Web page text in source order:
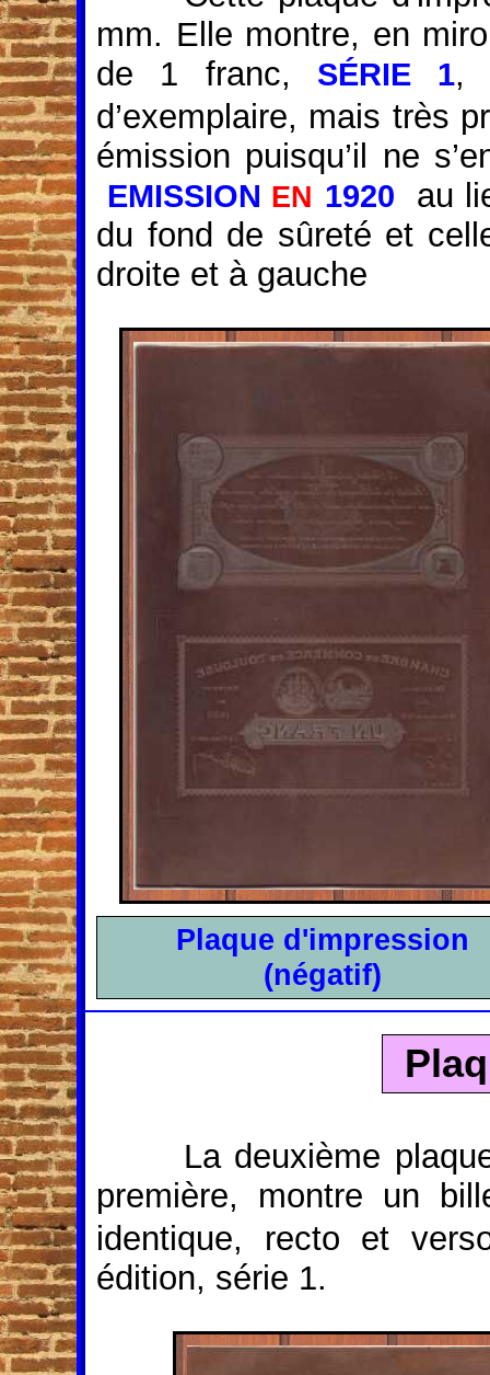
mm. Elle montre, en
de 1 franc, SÉRIE 1,
d’exemplaire, mais très
émission puisqu’il ne
EMISSION EN 1920 au
du fond de sûreté et
droite et à gauche
Plaque d'impression
(négatif)
La deuxième
première, montre un
identique, recto et
édition, série 1.